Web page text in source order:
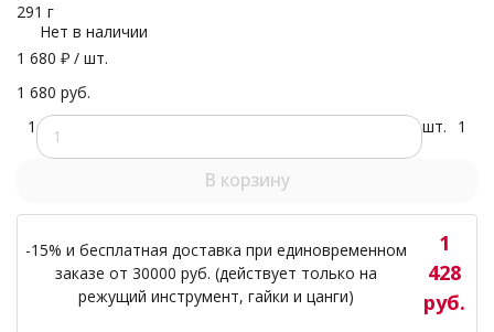
291 г
Нет в наличии
1 680 ₽ / шт.
1 680 руб.
1
шт. 1
В корзину
-15% и бесплатная доставка при единовременном
заказе от 30000 руб. (действует только на
режущий инструмент, гайки и цанги)
1
428
руб.